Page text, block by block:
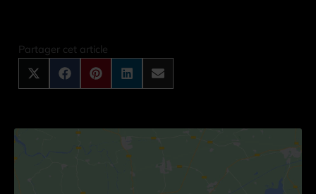
Partager cet article
X
(Twitter)
FacebookPinterest